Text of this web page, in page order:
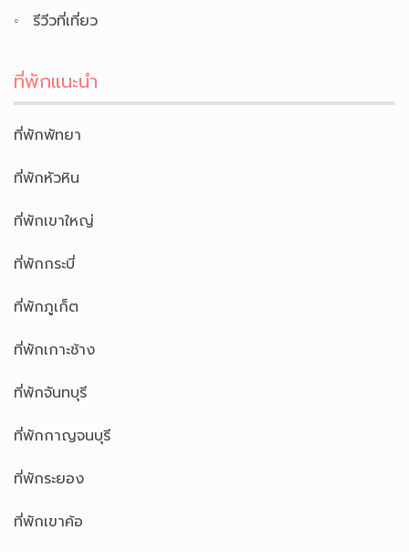
รีวีวที่เที่ยว
ที่พักแนะนำ
ที่พักพัทยา
ที่พักหัวหิน
ที่พักเขาใหญ่
ที่พักกระบี่
ที่พักภูเก็ต
ที่พักเกาะช้าง
ที่พักจันทบุรี
ที่พักกาญจนบุรี
ที่พักระยอง
ที่พักเขาค้อ